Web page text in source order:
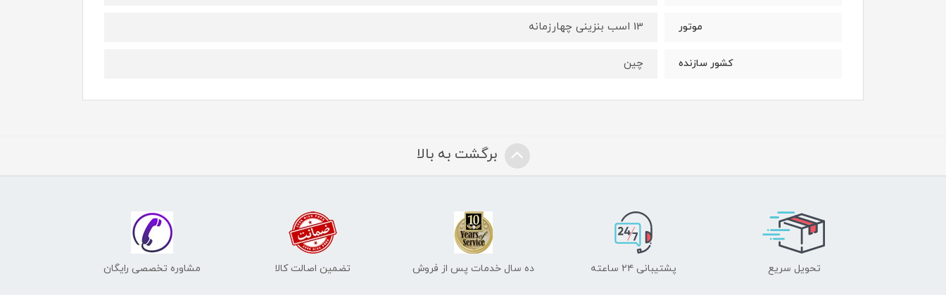
موتور 13 اسب بنزینی چهارزمانه
کشور سازنده چین
برگشت به بالا
تحویل سریع پشتیبانی ۲۴ ساعته ده سال خدمات پس از فروش تضمین اصالت کالا مشاوره تخصصی رایگان